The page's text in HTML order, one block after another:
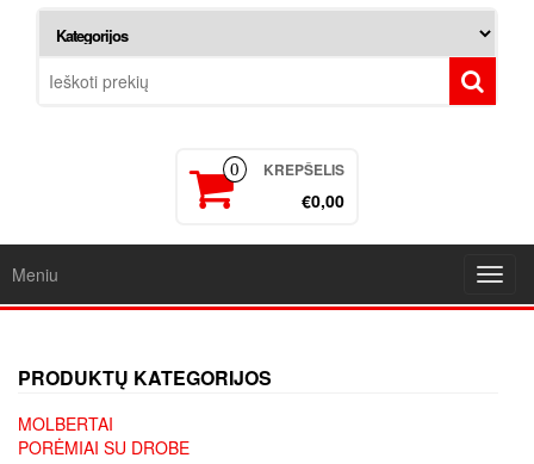
0 KREPŠELIS
€0,00
Meniu
PRODUKTŲ KATEGORIJOS
MOLBERTAI
PORĖMIAI SU DROBE